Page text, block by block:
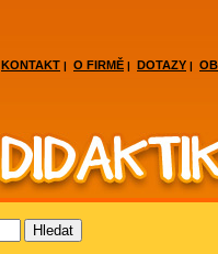
KONTAKT | O FIRMĚ | DOTAZY |